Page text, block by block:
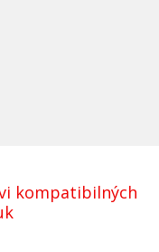
kompatibilných